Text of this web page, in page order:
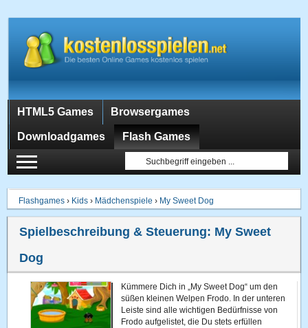
HTML5 Games Browsergames
Downloadgames Flash Games
Flashgames › Kids › Mädchenspiele › My Sweet Dog
Spielbeschreibung & Steuerung: My Sweet
Dog
Kümmere Dich in „My Sweet Dog“ um den
süßen kleinen Welpen Frodo. In der unteren
Leiste sind alle wichtigen Bedürfnisse von
Frodo aufgelistet, die Du stets erfüllen